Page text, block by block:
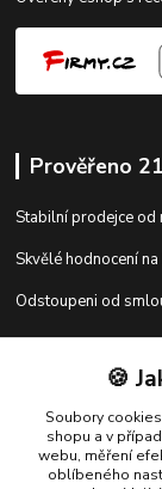
Prověřeno
Stabilní prodejce od
Skvělé hodnocení na
Odstoupeni od
Kontakty
shop@racing-
🍪
Soubory
shopu a v
webu, měření
oblíbeného